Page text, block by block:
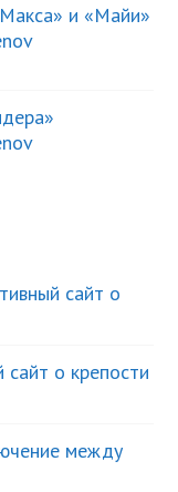
и «Майи»
сайт о
сайт о крепости
между